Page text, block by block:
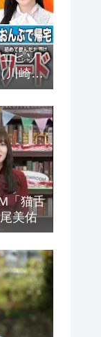
ピソ
川崎
下美
「猫舌
美佑